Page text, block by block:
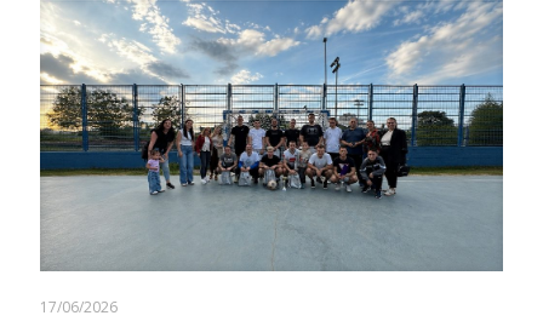
17/06/2026